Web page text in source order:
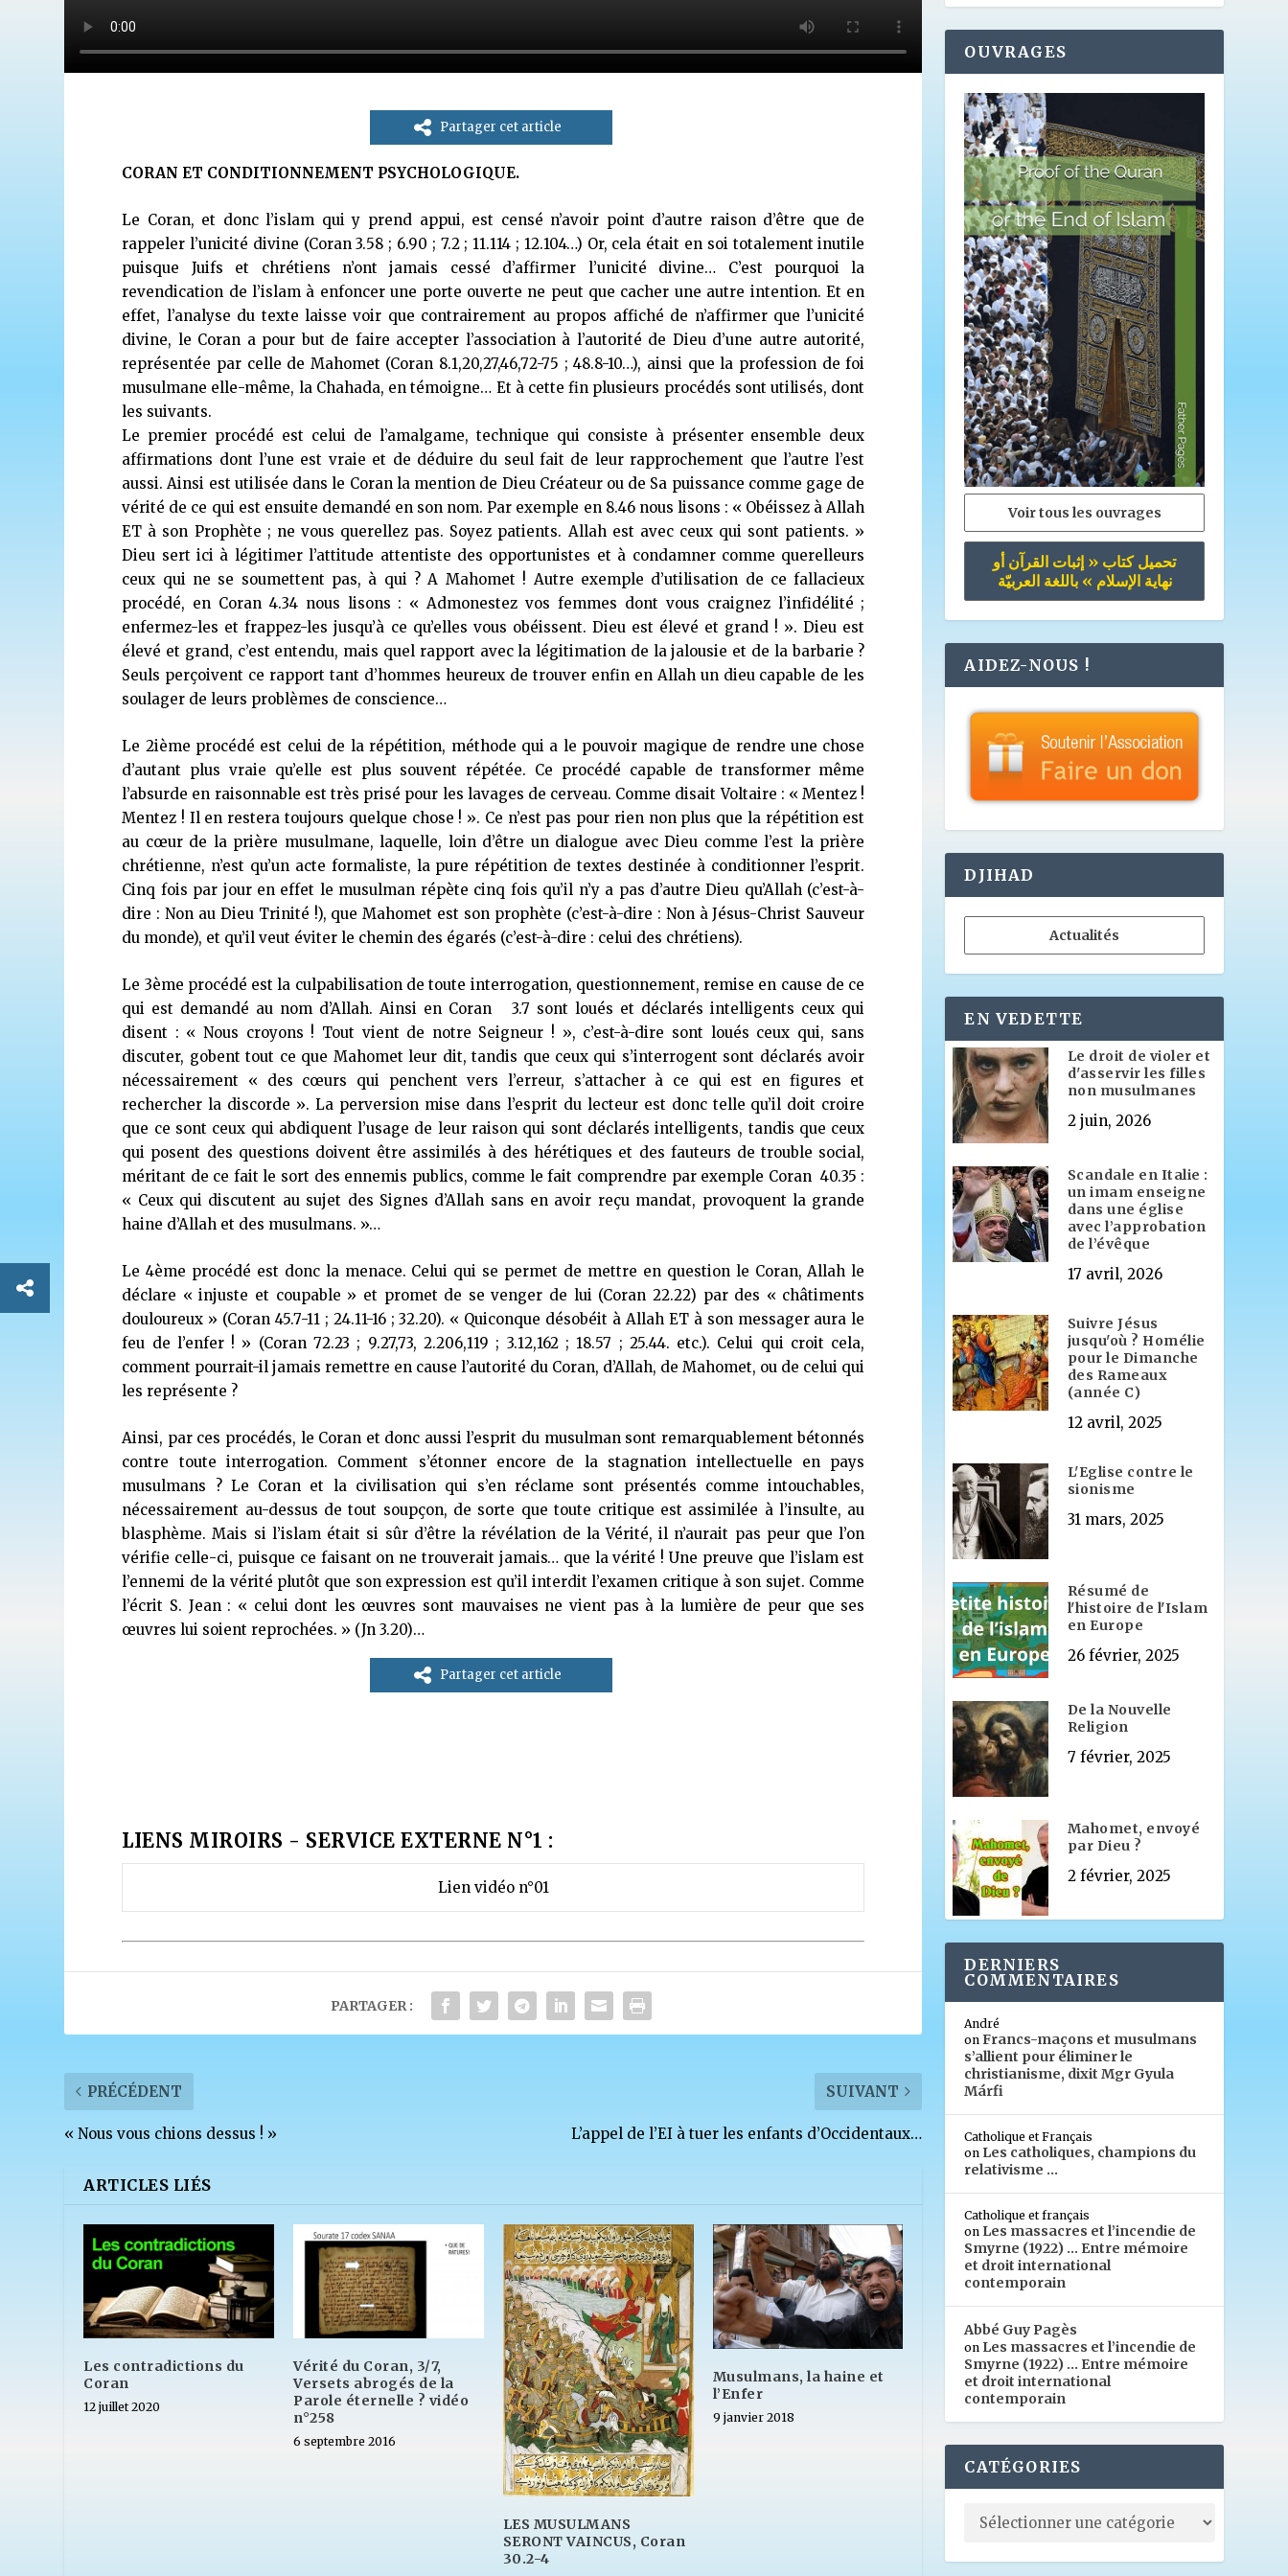
Partager cet article
CORAN ET CONDITIONNEMENT PSYCHOLOGIQUE.
Le Coran, et donc l’islam qui y prend appui, est censé n’avoir point d’autre raison d’être que de
rappeler l’unicité divine (Coran 3.58 ; 6.90 ; 7.2 ; 11.114 ; 12.104…) Or, cela était en soi totalement inutile
puisque Juifs et chrétiens n’ont jamais cessé d’affirmer l’unicité divine… C’est pourquoi la
revendication de l’islam à enfoncer une porte ouverte ne peut que cacher une autre intention. Et en
effet, l’analyse du texte laisse voir que contrairement au propos affiché de n’affirmer que l’unicité
divine, le Coran a pour but de faire accepter l’association à l’autorité de Dieu d’une autre autorité,
représentée par celle de Mahomet (Coran 8.1,20,27,46,72-75 ; 48.8-10…), ainsi que la profession de foi
musulmane elle-même, la Chahada, en témoigne… Et à cette fin plusieurs procédés sont utilisés, dont
les suivants.
Le premier procédé est celui de l’amalgame, technique qui consiste à présenter ensemble deux
affirmations dont l’une est vraie et de déduire du seul fait de leur rapprochement que l’autre l’est
aussi. Ainsi est utilisée dans le Coran la mention de Dieu Créateur ou de Sa puissance comme gage de
vérité de ce qui est ensuite demandé en son nom. Par exemple en 8.46 nous lisons : « Obéissez à Allah
ET à son Prophète ; ne vous querellez pas. Soyez patients. Allah est avec ceux qui sont patients. »
Dieu sert ici à légitimer l’attitude attentiste des opportunistes et à condamner comme querelleurs
ceux qui ne se soumettent pas, à qui ? A Mahomet ! Autre exemple d’utilisation de ce fallacieux
procédé, en Coran 4.34 nous lisons : « Admonestez vos femmes dont vous craignez l’infidélité ;
enfermez-les et frappez-les jusqu’à ce qu’elles vous obéissent. Dieu est élevé et grand ! ». Dieu est
élevé et grand, c’est entendu, mais quel rapport avec la légitimation de la jalousie et de la barbarie ?
Seuls perçoivent ce rapport tant d’hommes heureux de trouver enfin en Allah un dieu capable de les
soulager de leurs problèmes de conscience…
Le 2ième procédé est celui de la répétition, méthode qui a le pouvoir magique de rendre une chose
d’autant plus vraie qu’elle est plus souvent répétée. Ce procédé capable de transformer même
l’absurde en raisonnable est très prisé pour les lavages de cerveau. Comme disait Voltaire : « Mentez !
Mentez ! Il en restera toujours quelque chose ! ». Ce n’est pas pour rien non plus que la répétition est
au cœur de la prière musulmane, laquelle, loin d’être un dialogue avec Dieu comme l’est la prière
chrétienne, n’est qu’un acte formaliste, la pure répétition de textes destinée à conditionner l’esprit.
Cinq fois par jour en effet le musulman répète cinq fois qu’il n’y a pas d’autre Dieu qu’Allah (c’est-à-
dire : Non au Dieu Trinité !), que Mahomet est son prophète (c’est-à-dire : Non à Jésus-Christ Sauveur
du monde), et qu’il veut éviter le chemin des égarés (c’est-à-dire : celui des chrétiens).
Le 3ème procédé est la culpabilisation de toute interrogation, questionnement, remise en cause de ce
qui est demandé au nom d’Allah. Ainsi en Coran 3.7 sont loués et déclarés intelligents ceux qui
disent : « Nous croyons ! Tout vient de notre Seigneur ! », c’est-à-dire sont loués ceux qui, sans
discuter, gobent tout ce que Mahomet leur dit, tandis que ceux qui s’interrogent sont déclarés avoir
nécessairement « des cœurs qui penchent vers l’erreur, s’attacher à ce qui est en figures et
rechercher la discorde ». La perversion mise dans l’esprit du lecteur est donc telle qu’il doit croire
que ce sont ceux qui abdiquent l’usage de leur raison qui sont déclarés intelligents, tandis que ceux
qui posent des questions doivent être assimilés à des hérétiques et des fauteurs de trouble social,
méritant de ce fait le sort des ennemis publics, comme le fait comprendre par exemple Coran 40.35 :
« Ceux qui discutent au sujet des Signes d’Allah sans en avoir reçu mandat, provoquent la grande
haine d’Allah et des musulmans. »…
Le 4ème procédé est donc la menace. Celui qui se permet de mettre en question le Coran, Allah le
déclare « injuste et coupable » et promet de se venger de lui (Coran 22.22) par des « châtiments
douloureux » (Coran 45.7-11 ; 24.11-16 ; 32.20). « Quiconque désobéit à Allah ET à son messager aura le
feu de l’enfer ! » (Coran 72.23 ; 9.27,73, 2.206,119 ; 3.12,162 ; 18.57 ; 25.44. etc.). Celui qui croit cela,
comment pourrait-il jamais remettre en cause l’autorité du Coran, d’Allah, de Mahomet, ou de celui qui
les représente ?
Ainsi, par ces procédés, le Coran et donc aussi l’esprit du musulman sont remarquablement bétonnés
contre toute interrogation. Comment s’étonner encore de la stagnation intellectuelle en pays
musulmans ? Le Coran et la civilisation qui s’en réclame sont présentés comme intouchables,
nécessairement au-dessus de tout soupçon, de sorte que toute critique est assimilée à l’insulte, au
blasphème. Mais si l’islam était si sûr d’être la révélation de la Vérité, il n’aurait pas peur que l’on
vérifie celle-ci, puisque ce faisant on ne trouverait jamais… que la vérité ! Une preuve que l’islam est
l’ennemi de la vérité plutôt que son expression est qu’il interdit l’examen critique à son sujet. Comme
l’écrit S. Jean : « celui dont les œuvres sont mauvaises ne vient pas à la lumière de peur que ses
œuvres lui soient reprochées. » (Jn 3.20)…
Partager cet article
LIENS MIROIRS - SERVICE EXTERNE N°1 :
Lien vidéo n°01
PARTAGER :
PRÉCÉDENT
« Nous vous chions dessus ! »
SUIVANT
L’appel de l’EI à tuer les enfants d’Occidentaux…
ARTICLES LIÉS
Les contradictions du
Coran
12 juillet 2020
Vérité du Coran, 3/7,
Versets abrogés de la
Parole éternelle ? vidéo
n°258
6 septembre 2016
LES MUSULMANS
SERONT VAINCUS, Coran
30.2-4
Musulmans, la haine et
l’Enfer
9 janvier 2018
OUVRAGES
Voir tous les ouvrages
تحميل كتاب « إثبات القرآن أو
نهاية الإسلام » باللغة العربيّة
AIDEZ-NOUS !
DJIHAD
Actualités
EN VEDETTE
Le droit de violer et
d'asservir les filles
non musulmanes
2 juin, 2026
Scandale en Italie :
un imam enseigne
dans une église
avec l’approbation
de l’évêque
17 avril, 2026
Suivre Jésus
jusqu'où ? Homélie
pour le Dimanche
des Rameaux
(année C)
12 avril, 2025
L'Eglise contre le
sionisme
31 mars, 2025
Résumé de
l'histoire de l'Islam
en Europe
26 février, 2025
De la Nouvelle
Religion
7 février, 2025
Mahomet, envoyé
par Dieu ?
2 février, 2025
DERNIERS
COMMENTAIRES
André
onFrancs-maçons et musulmans
s’allient pour éliminer le
christianisme, dixit Mgr Gyula
Márfi
Catholique et Français
on Les catholiques, champions du
relativisme …
Catholique et français
on Les massacres et l’incendie de
Smyrne (1922) … Entre mémoire
et droit international
contemporain
Abbé Guy Pagès
on Les massacres et l’incendie de
Smyrne (1922) … Entre mémoire
et droit international
contemporain
CATÉGORIES